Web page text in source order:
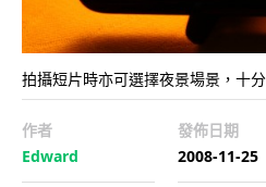
拍攝短片時亦可選擇夜景場景，十
作者
Edward
發佈日期
2008-11-25